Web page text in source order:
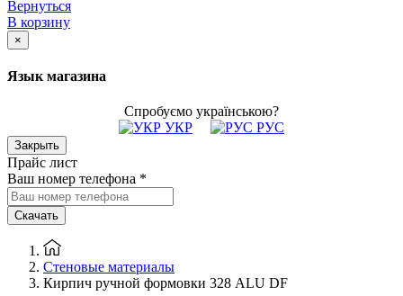
Вернуться
В корзину
×
Язык магазина
Спробуємо українською?
УКР
РУС
Закрыть
Прайс лист
Ваш номер телефона *
Скачать
Стеновые материалы
Кирпич ручной формовки 328 ALU DF